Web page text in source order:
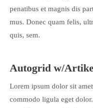
penatibus et magnis dis
mus. Donec quam felis,
quis, sem.
Autogrid w/
Lorem ipsum dolor sit
commodo ligula eget